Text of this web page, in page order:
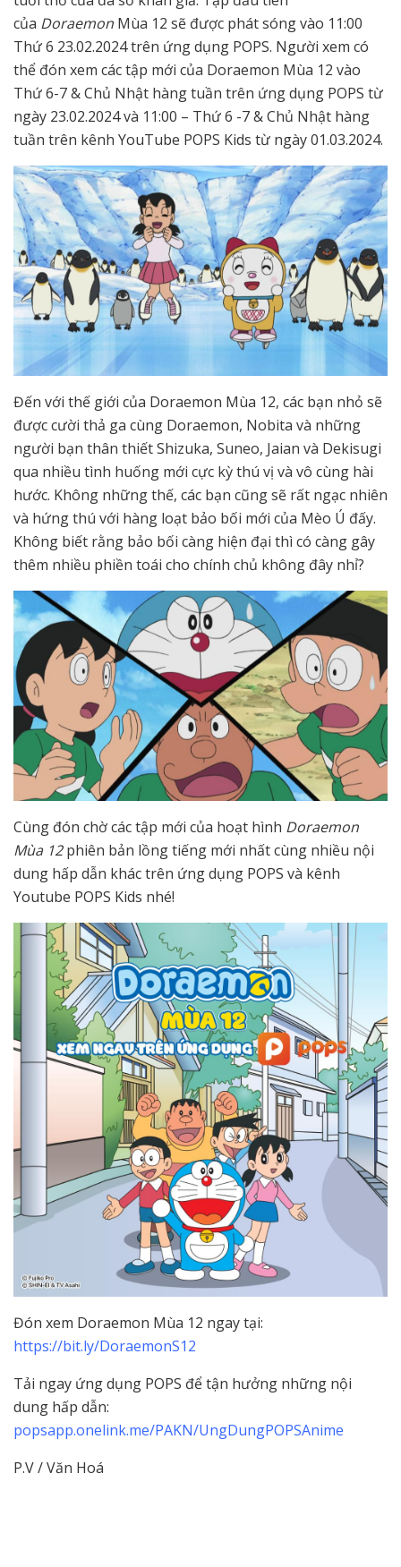
của Doraemon Mùa 12 sẽ được phát sóng vào 11:00
Thứ 6 23.02.2024 trên ứng dụng POPS. Người xem có
thể đón xem các tập mới của Doraemon Mùa 12 vào
Thứ 6-7 & Chủ Nhật hàng tuần trên ứng dụng POPS từ
ngày 23.02.2024 và 11:00 – Thứ 6 -7 & Chủ Nhật hàng
tuần trên kênh YouTube POPS Kids từ ngày 01.03.2024.
Đến với thế giới của Doraemon Mùa 12, các bạn nhỏ sẽ
được cười thả ga cùng Doraemon, Nobita và những
người bạn thân thiết Shizuka, Suneo, Jaian và Dekisugi
qua nhiều tình huống mới cực kỳ thú vị và vô cùng hài
hước. Không những thế, các bạn cũng sẽ rất ngạc nhiên
và hứng thú với hàng loạt bảo bối mới của Mèo Ú đấy.
Không biết rằng bảo bối càng hiện đại thì có càng gây
thêm nhiều phiền toái cho chính chủ không đây nhỉ?
Cùng đón chờ các tập mới của hoạt hình Doraemon
Mùa 12phiên bản lồng tiếng mới nhất cùng nhiều nội
dung hấp dẫn khác trên ứng dụng POPS và kênh
Youtube POPS Kids nhé!
Đón xem Doraemon Mùa 12 ngay tại:
https://bit.ly/DoraemonS12
Tải ngay ứng dụng POPS để tận hưởng những nội
dung hấp dẫn:
popsapp.onelink.me/PAKN/UngDungPOPSAnime
P.V / Văn Hoá